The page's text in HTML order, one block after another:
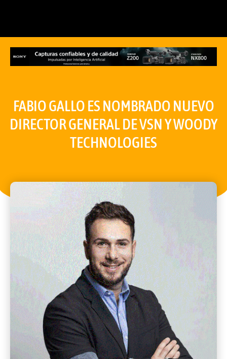
FABIO GALLO ES NOMBRADO NUEVO
DIRECTOR GENERAL DE VSN Y WOODY
TECHNOLOGIES